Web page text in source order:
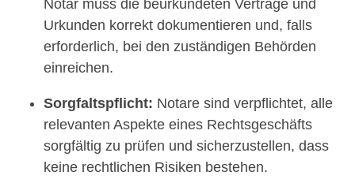
Notar muss die beurkundeten Verträge und
Urkunden korrekt dokumentieren und, falls
erforderlich, bei den zuständigen Behörden
einreichen.
Sorgfaltspflicht: Notare sind verpflichtet, alle
relevanten Aspekte eines Rechtsgeschäfts
sorgfältig zu prüfen und sicherzustellen, dass
keine rechtlichen Risiken bestehen.